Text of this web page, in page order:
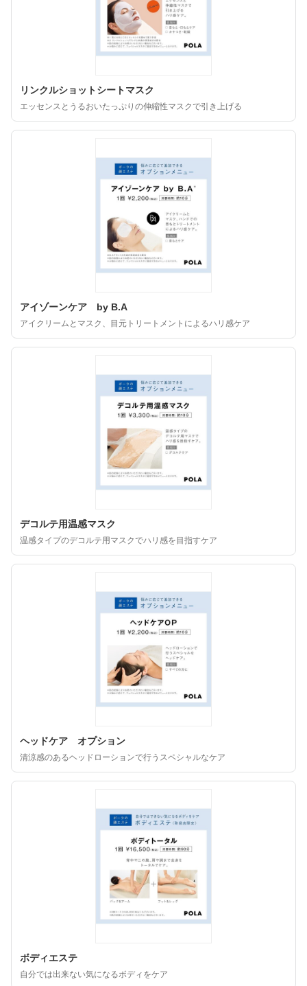
リンクルショットシートマスク
エッセンスとうるおいたっぷりの伸縮性マスクで引き上げる
アイゾーンケア by B.A
アイクリームとマスク、目元トリートメントによるハリ感ケア
デコルテ用温感マスク
温感タイプのデコルテ用マスクでハリ感を目指すケア
ヘッドケア オプション
清涼感のあるヘッドローションで行うスペシャルなケア
ボディエステ
自分では出来ない気になるボディをケア